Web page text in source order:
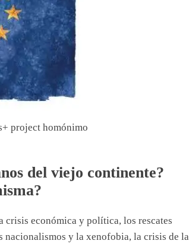
project homónimo
del viejo continente?
crisis económica y política, los rescates
nacionalismos y la xenofobia, la crisis de la